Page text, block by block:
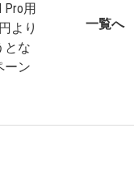
Pro用
より
とな
ーン
一覧へ